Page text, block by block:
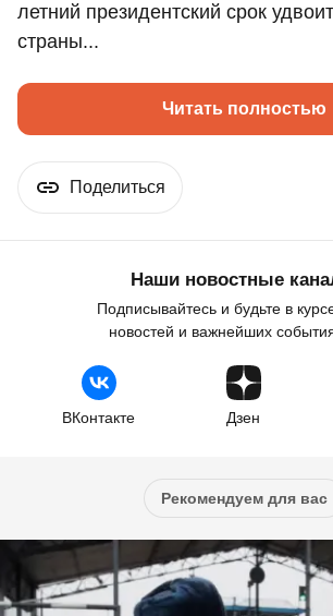
летний президентский срок
страны...
Читать полностью
Поделиться
Наши новостные
Подписывайтесь и будьте в
новостей и важнейших
ВКонтакте Дзен
Рекомендуем для вас